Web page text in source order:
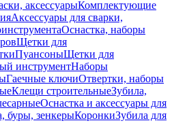
аксессуарыКомплектующие
Аксессуары для сварки,
Оснастка, наборы
Щетки для
ПуансоныЩетки для
инструментНаборы
Гаечные ключиОтвертки, наборы
Клещи строительныеЗубила,
Оснастка и аксессуары для
буры, зенкерыКоронкиЗубила для